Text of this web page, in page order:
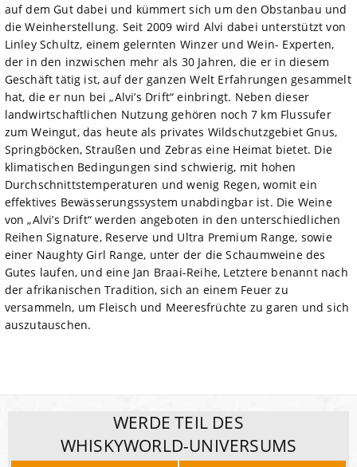
auf dem Gut dabei und kümmert sich um den Obstanbau und
die Weinherstellung. Seit 2009 wird Alvi dabei unterstützt von
Linley Schultz, einem gelernten Winzer und Wein- Experten,
der in den inzwischen mehr als 30 Jahren, die er in diesem
Geschäft tätig ist, auf der ganzen Welt Erfahrungen gesammelt
hat, die er nun bei „Alvi’s Drift“ einbringt. Neben dieser
landwirtschaftlichen Nutzung gehören noch 7 km Flussufer
zum Weingut, das heute als privates Wildschutzgebiet Gnus,
Springböcken, Straußen und Zebras eine Heimat bietet. Die
klimatischen Bedingungen sind schwierig, mit hohen
Durchschnittstemperaturen und wenig Regen, womit ein
effektives Bewässerungssystem unabdingbar ist. Die Weine
von „Alvi’s Drift“ werden angeboten in den unterschiedlichen
Reihen Signature, Reserve und Ultra Premium Range, sowie
einer Naughty Girl Range, unter der die Schaumweine des
Gutes laufen, und eine Jan Braai-Reihe, Letztere benannt nach
der afrikanischen Tradition, sich an einem Feuer zu
versammeln, um Fleisch und Meeresfrüchte zu garen und sich
auszutauschen.
WERDE TEIL DES
WHISKYWORLD-UNIVERSUMS